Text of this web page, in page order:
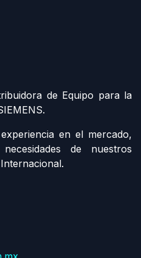
de Equipo para la
en el mercado,
de nuestros